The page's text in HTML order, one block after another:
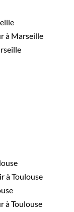
à Marseille
à Toulouse
à Toulouse